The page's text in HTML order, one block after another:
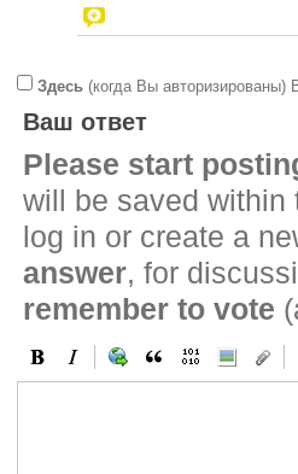
Здесь (когда Вы авторизированы)
Ваш ответ
Please start
will be saved within
log in or create a
answer, for
remember to vote